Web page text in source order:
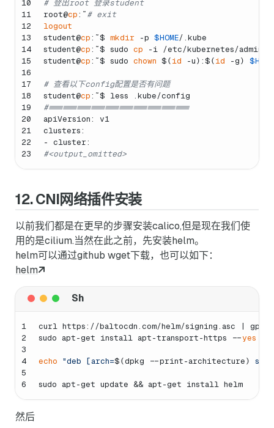
10
11
12
13
14
15
16
17
18
19
20
21
22
23
# 登出root 登录student
root@cp :˜ # exit
logout
student@cp :˜$ mkdir -p $HOME/.kube
student@cp :˜$ sudo cp -i /etc/kubernetes/
student@cp :˜$ sudo chown $( id -u):$( id -g) $HOME
# 查看以下config配置是否有问题
student@cp :˜$ less .kube/config
#==============================
apiVersion: v1
clusters:
- cluster:
#<output_omitted>
12. CNI网络插件安装
以前我们都是在更早的步骤安装calico,但是现在我们使
用的是cilium.当然在此之前，先安装helm。
helm可以通过github wget下载，也可以如下：
helm
1
2
3
4
5
6
curl https://baltocdn.com/helm/signing.asc | gpg
sudo apt-get install apt-transport-https --yes
echo "deb [arch=$(dpkg --print-architecture)
sudo apt-get update && apt-get install helm
然后